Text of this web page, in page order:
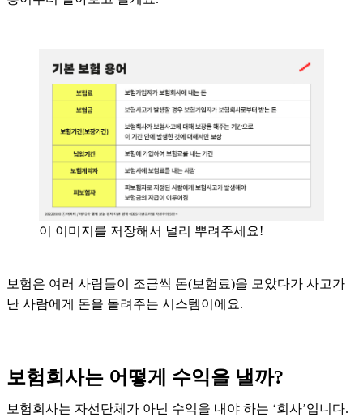
이 이미지를 저장해서 널리 뿌려주세요!
보험은 여러 사람들이 조금씩 돈(보험료)을 모았다가 사고가
난 사람에게 돈을 돌려주는 시스템이에요.
보험회사는 어떻게 수익을 낼까?
보험회사는 자선단체가 아닌 수익을 내야 하는 ‘회사’입니다.